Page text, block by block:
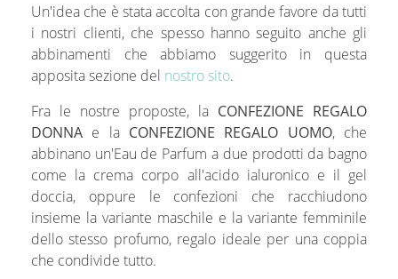
Un'idea che è stata accolta con grande favore da tutti
i nostri clienti, che spesso hanno seguito anche gli
abbinamenti che abbiamo suggerito in questa
apposita sezione del nostro sito.
Fra le nostre proposte, la CONFEZIONE REGALO
DONNAe la CONFEZIONE REGALO UOMO, che
abbinano un'Eau de Parfum a due prodotti da bagno
come la crema corpo all'acido ialuronico e il gel
doccia, oppure le confezioni che racchiudono
insieme la variante maschile e la variante femminile
dello stesso profumo, regalo ideale per una coppia
che condivide tutto.